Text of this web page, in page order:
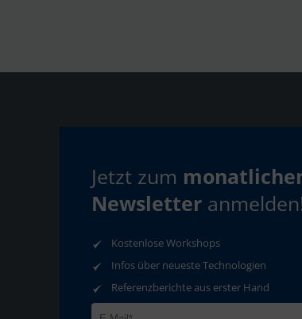
Kontakt
TeamViewer
Jetzt zum
Newsletter
Kostenlose Workshops
Infos über neueste Technologien
Referenzberichte aus erster Hand